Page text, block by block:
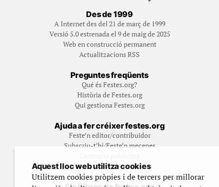
Des de 1999
A Internet des del 21 de març de 1999
Versió 5.0 estrenada el 9 de maig de 2025
Web en construcció permanent
Actualitzacions RSS
Preguntes freqüents
Qué és Festes.org?
Història de Festes.org
Qui gestiona Festes.org
Ajuda a fer créixer festes.org
Feste’n editor/contribuidor
Subscriu-t’hi/Feste’n mecenes
Fes un donatiu puntual
Aquest lloc web utilitza cookies
Utilitzem cookies pròpies i de tercers per millorar